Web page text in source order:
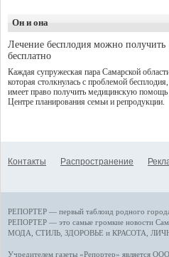
Он и она
Лечение бесплодия можно получить
бесплатно
Каждая супружеская пара Самарской
которая столкнулась с проблемой бесплодия,
имеет право получить медицинскую помощь
Центре планирования семьи и репродукции.
Контакты Распространение
РЕПОРТЕР — первый таблоид родного
РЕПОРТЕР — это самые громкие новости
МОДА, СТИЛЬ ЗДОРОВЬЕ и КРАСОТА
Учредителем газеты «Репортер» является